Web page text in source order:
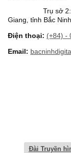
Trụ sở 2: số
Giang, tỉnh Bắc Ninh
Điện thoại: (+84) -
Email:
Đài Truyền